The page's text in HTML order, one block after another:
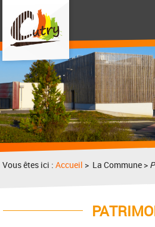
Vous êtes ici :Accueil > La Commune >